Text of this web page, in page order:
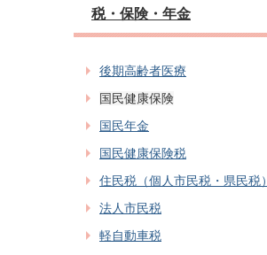
税・保険・年金
後期高齢者医療
国民健康保険
国民年金
国民健康保険税
住民税（個人市民税・県民税）
法人市民税
軽自動車税